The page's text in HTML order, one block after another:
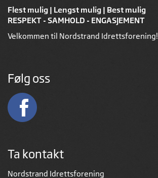
Flest mulig | Lengst mulig | Best mulig
RESPEKT - SAMHOLD - ENGASJEMENT
Velkommen til Nordstrand Idrettsforening!
Følg oss
Ta kontakt
Nordstrand Idrettsforening